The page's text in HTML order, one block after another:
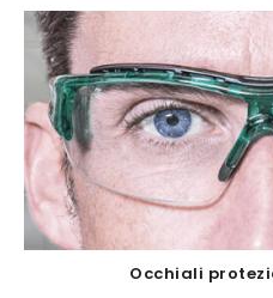
Occhiali